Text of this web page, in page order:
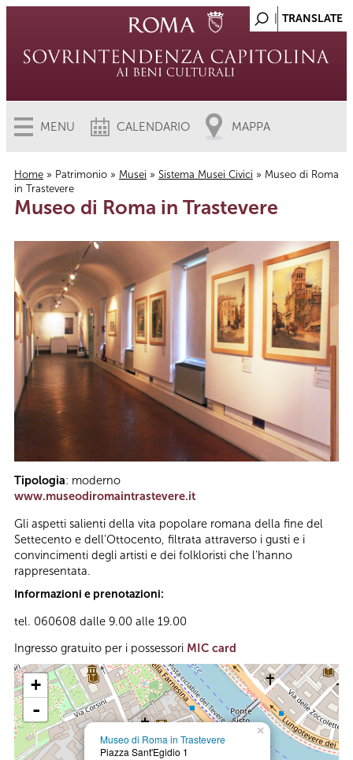
MENU CALENDARIO MAPPA
Tu sei qui
Home » Patrimonio » Musei » Sistema Musei Civici » Museo di Roma
in Trastevere
Museo di Roma in Trastevere
Tipologia: moderno
www.museodiromaintrastevere.it
Gli aspetti salienti della vita popolare romana della fine del
Settecento e dell'Ottocento, filtrata attraverso i gusti e i
convincimenti degli artisti e dei folkloristi che l'hanno
rappresentata.
Informazioni e prenotazioni:
tel. 060608 dalle 9.00 alle 19.00
Ingresso gratuito per i possessori MIC card
×
Museo di Roma in Trastevere
Piazza Sant'Egidio 1
+
-